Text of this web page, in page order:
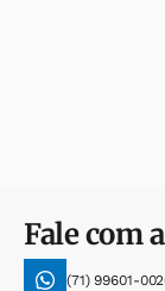
Fale com
(71) 99601-